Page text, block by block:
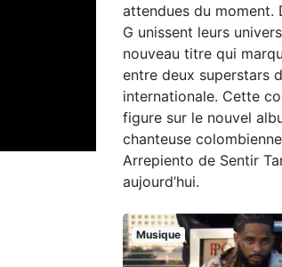
attendues du moment.
G unissent leurs
nouveau titre qui
entre deux superstars
internationale. Cette
figure sur le nouvel
chanteuse
Arrepiento de Sentir
aujourd’hui.
Musique